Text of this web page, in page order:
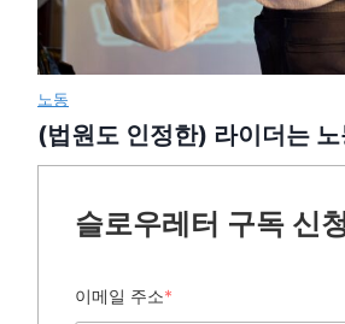
노동
(법원도 인정한) 라이더는
슬로우레터 구독 신
이메일 주소*